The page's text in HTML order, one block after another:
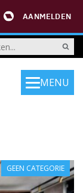
AANMELDEN
MENU
GEEN CATEGORIE